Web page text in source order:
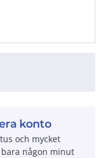
konto
och mycket
någon minut